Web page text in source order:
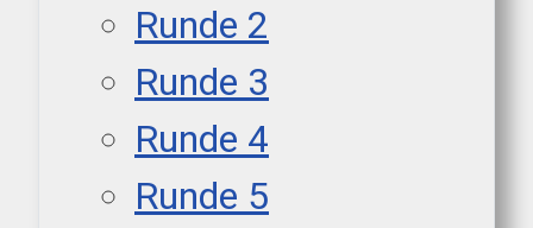
Runde 2
Runde 3
Runde 4
Runde 5